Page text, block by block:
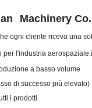
Machinery
ogni cliente riceva una
l'industria
a basso volume
di successo più elevato)
i prodotti